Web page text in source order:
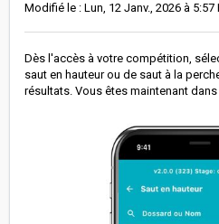
Modifié le : Lun, 12 Janv., 2026 à 5:57
Dès l'accès à votre compétition,
saut en hauteur ou de saut à la
résultats. Vous êtes maintenant